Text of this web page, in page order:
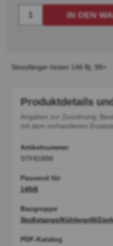
IN DEN
Stossfänger hinten 146 Bj. 99>
Produktdetails
Angaben zur Zuordnung,
mit dem vorhandenen
Artikelnummer
STF81899
Passend für
145/6
Baugruppe
Stoßstange/Kühlergrill/
PDF-Katalog